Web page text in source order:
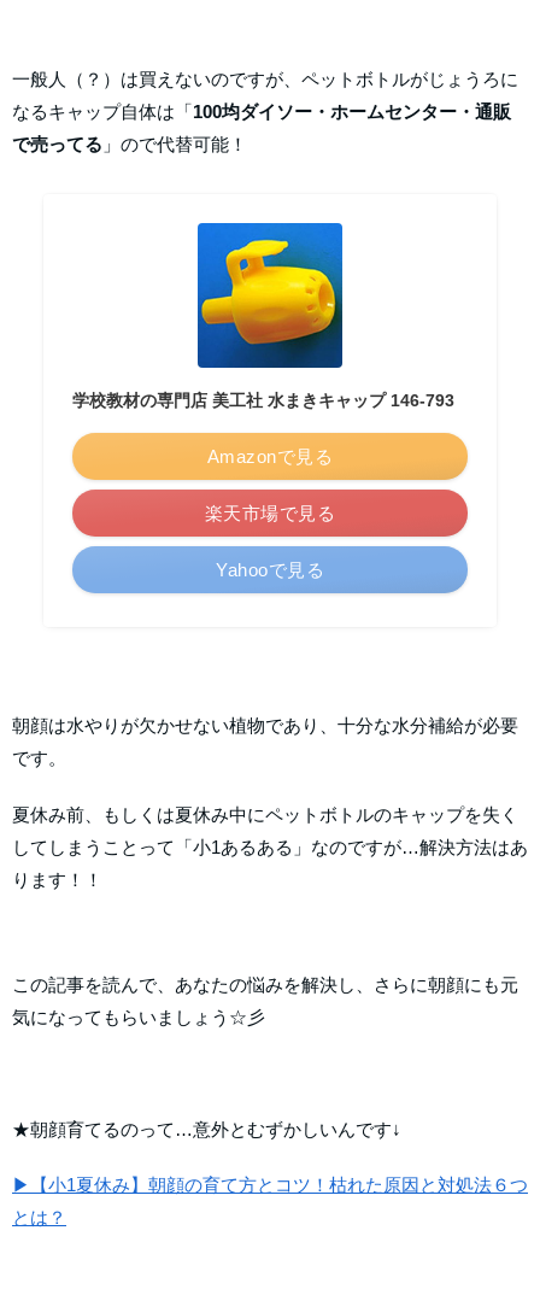
一般人（？）は買えないのですが、ペットボトルがじょうろに
なるキャップ自体は「100均ダイソー・ホームセンター・通販
で売ってる 」ので代替可能！
学校教材の専門店 美工社 水まきキャップ 146-793
Amazonで見る
楽天市場で見る
Yahooで見る
朝顔は水やりが欠かせない植物であり、十分な水分補給が必要
です。
夏休み前、もしくは夏休み中にペットボトルのキャップを失く
してしまうことって「小1あるある」なのですが…解決方法はあ
ります！！
この記事を読んで、あなたの悩みを解決し、さらに朝顔にも元
気になってもらいましょう☆彡
★朝顔育てるのって…意外とむずかしいんです↓
▶【小1夏休み】朝顔の育て方とコツ！枯れた原因と対処法６つ
とは？